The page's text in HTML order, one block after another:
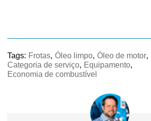
Tags: Frotas, Óleo limpo, Óleo de motor,
Categoria de serviço, Equipamento,
Economia de combustível